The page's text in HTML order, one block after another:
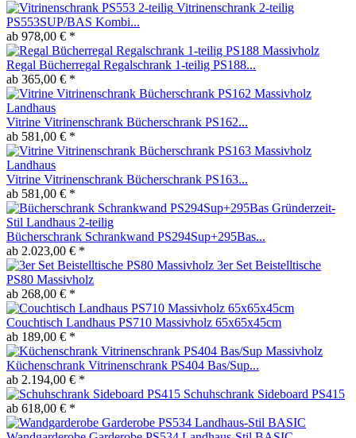
Vitrinenschrank 2-teilig
PS553SUP/BAS Kombi...
ab 978,00 € *
Regal Bücherregal Regalschrank 1-teilig PS188...
ab 365,00 € *
Vitrine Vitrinenschrank Bücherschrank PS162...
ab 581,00 € *
Vitrine Vitrinenschrank Bücherschrank PS163...
ab 581,00 € *
Bücherschrank Schrankwand PS294Sup+295Bas...
ab 2.023,00 € *
3er Set Beistelltische
PS80 Massivholz
ab 268,00 € *
Couchtisch Landhaus PS710 Massivholz 65x65x45cm
ab 189,00 € *
Küchenschrank Vitrinenschrank PS404 Bas/Sup...
ab 2.194,00 € *
Schuhschrank Sideboard PS415
ab 618,00 € *